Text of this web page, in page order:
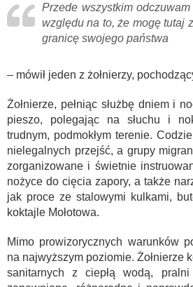
Przede wszystkim
względu na to, że mogę tutaj
granicę swojego państwa
– mówił jeden z żołnierzy,
Żołnierze, pełniąc służbę dniem i
pieszo, polegając na słuchu i
trudnym, podmokłym terenie.
nielegalnych przejść, a grupy
zorganizowane i świetnie
nożyce do cięcia zapory, a także
jak proce ze stalowymi kulkami,
koktajle Mołotowa.
Mimo prowizorycznych warunków
na najwyższym poziomie. Żołnierze
sanitarnych z ciepłą wodą,